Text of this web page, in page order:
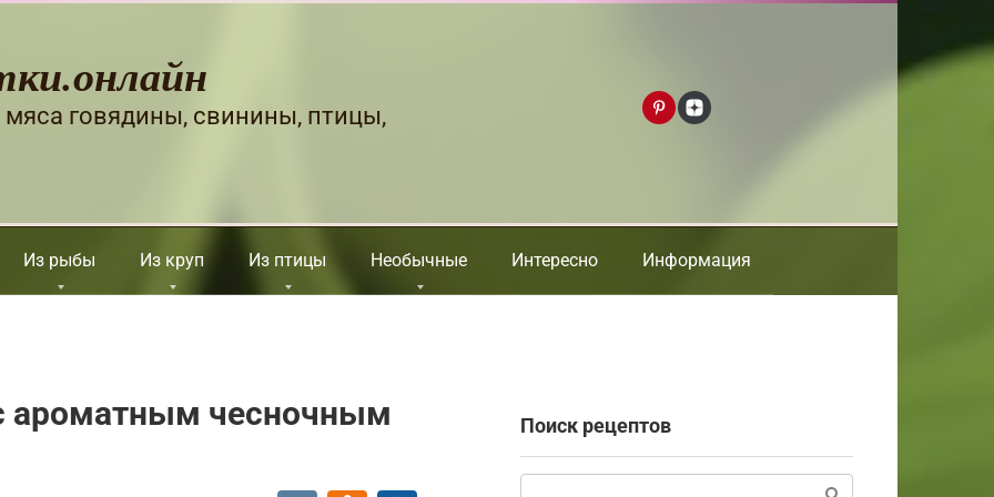
мяса говядины, свинины, птицы,
Из рыбы Из круп Из птицы Необычные Интересно Информация
ароматным чесночным
Поиск рецептов